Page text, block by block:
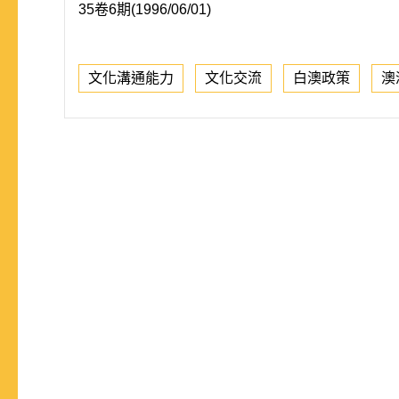
35卷6期(1996/06/01)
文化溝通能力 文化交流 白澳政策 澳